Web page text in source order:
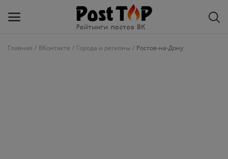
Главная ВКонтакте Города и регионы Ростов-на-Дону